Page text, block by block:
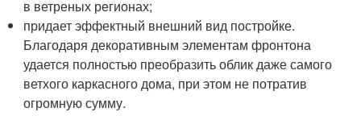
в ветреных регионах;
придает эффектный внешний вид постройке.
Благодаря декоративным элементам фронтона
удается полностью преобразить облик даже самого
ветхого каркасного дома, при этом не потратив
огромную сумму.